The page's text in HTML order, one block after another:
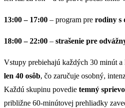
13:00 – 17:00 – program pre rodiny s
18:00 – 22:00 – strašenie pre
Vstupy prebiehajú každých 30 minút
len 40 osôb, čo zaručuje osobný,
Každú skupinu povedie temný
približne 60-minútovej prehliadky